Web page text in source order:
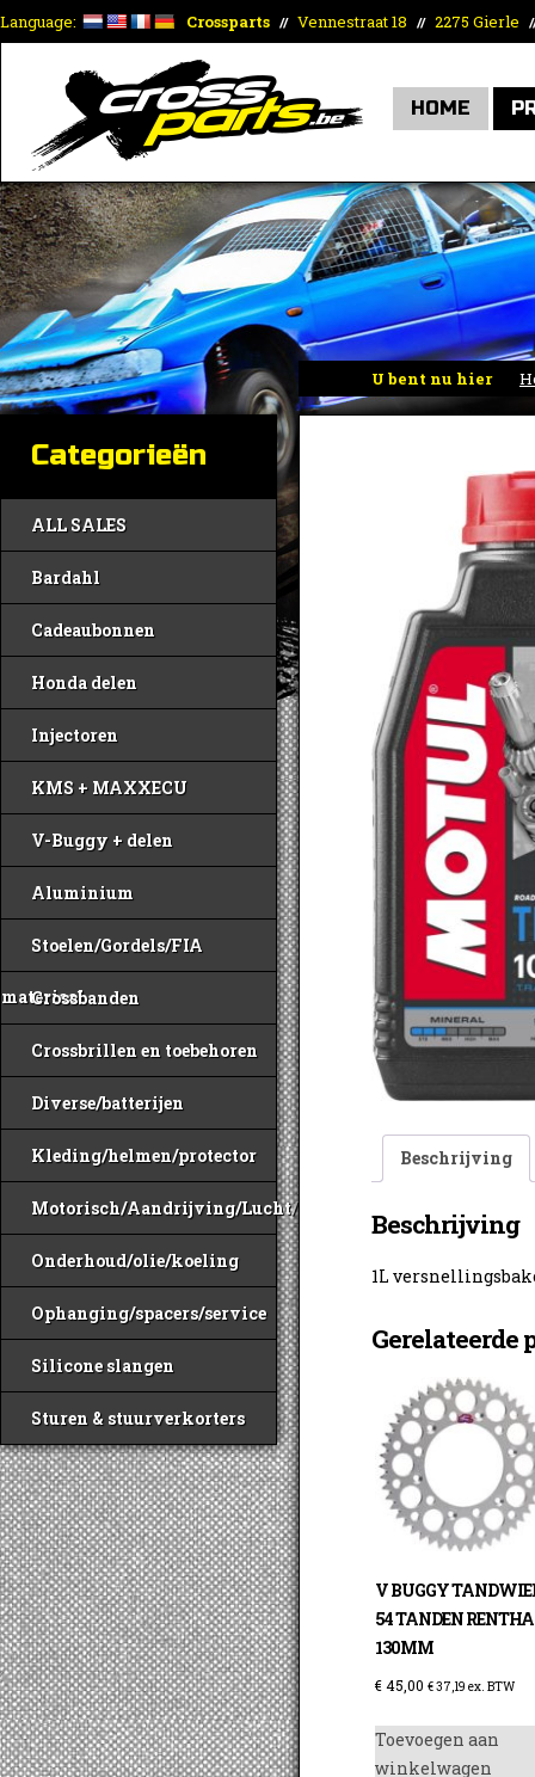
Language: Crossparts // Vennestraat 18 // 2275 Gierle
HOME
U bent nu hier
Categorieën
ALL SALES
Bardahl
Cadeaubonnen
Honda delen
Injectoren
KMS + MAXXECU
V-Buggy + delen
Aluminium
Stoelen/Gordels/FIA
materiaal
Crossbanden
Crossbrillen en toebehoren
Diverse/batterijen
Kleding/helmen/protector
Motorisch/Aandrijving/Lucht/Benzine
Onderhoud/olie/koeling
Ophanging/spacers/service
Silicone slangen
Sturen & stuurverkorters
Beschrijving
Beschrijving
1L
Gerelateerde
V BUGGY
54 TANDEN
130MM
€45,00 €37,19 ex. BTW
Toevoegen aan
winkelwagen